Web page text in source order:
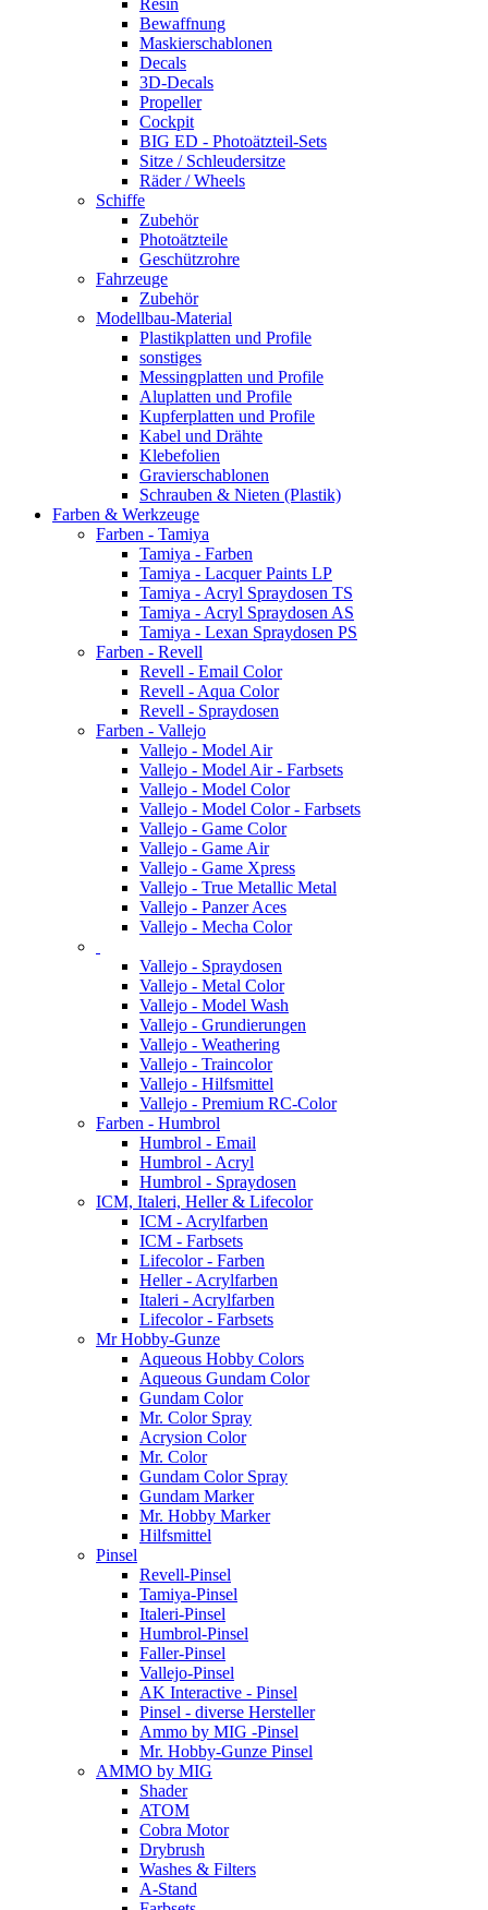
Resin
Bewaffnung
Maskierschablonen
Decals
3D-Decals
Propeller
Cockpit
BIG ED - Photoätzteil-Sets
Sitze / Schleudersitze
Räder / Wheels
Schiffe
Zubehör
Photoätzteile
Geschützrohre
Fahrzeuge
Zubehör
Modellbau-Material
Plastikplatten und Profile
sonstiges
Messingplatten und Profile
Aluplatten und Profile
Kupferplatten und Profile
Kabel und Drähte
Klebefolien
Gravierschablonen
Schrauben & Nieten (Plastik)
Farben & Werkzeuge
Farben - Tamiya
Tamiya - Farben
Tamiya - Lacquer Paints LP
Tamiya - Acryl Spraydosen TS
Tamiya - Acryl Spraydosen AS
Tamiya - Lexan Spraydosen PS
Farben - Revell
Revell - Email Color
Revell - Aqua Color
Revell - Spraydosen
Farben - Vallejo
Vallejo - Model Air
Vallejo - Model Air - Farbsets
Vallejo - Model Color
Vallejo - Model Color - Farbsets
Vallejo - Game Color
Vallejo - Game Air
Vallejo - Game Xpress
Vallejo - True Metallic Metal
Vallejo - Panzer Aces
Vallejo - Mecha Color
Vallejo - Spraydosen
Vallejo - Metal Color
Vallejo - Model Wash
Vallejo - Grundierungen
Vallejo - Weathering
Vallejo - Traincolor
Vallejo - Hilfsmittel
Vallejo - Premium RC-Color
Farben - Humbrol
Humbrol - Email
Humbrol - Acryl
Humbrol - Spraydosen
ICM, Italeri, Heller & Lifecolor
ICM - Acrylfarben
ICM - Farbsets
Lifecolor - Farben
Heller - Acrylfarben
Italeri - Acrylfarben
Lifecolor - Farbsets
Mr Hobby-Gunze
Aqueous Hobby Colors
Aqueous Gundam Color
Gundam Color
Mr. Color Spray
Acrysion Color
Mr. Color
Gundam Color Spray
Gundam Marker
Mr. Hobby Marker
Hilfsmittel
Pinsel
Revell-Pinsel
Tamiya-Pinsel
Italeri-Pinsel
Humbrol-Pinsel
Faller-Pinsel
Vallejo-Pinsel
AK Interactive - Pinsel
Pinsel - diverse Hersteller
Ammo by MIG -Pinsel
Mr. Hobby-Gunze Pinsel
AMMO by MIG
Shader
ATOM
Cobra Motor
Drybrush
Washes & Filters
A-Stand